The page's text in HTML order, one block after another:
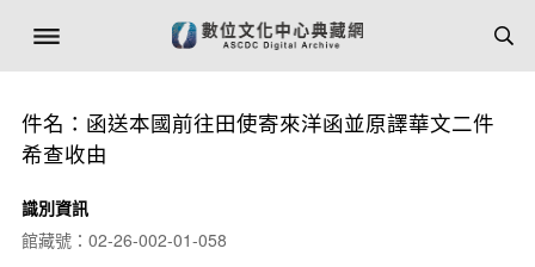
件名：函送本國前往田使寄來洋函並原譯華文二件
希查收由
識別資訊
館藏號：02-26-002-01-058